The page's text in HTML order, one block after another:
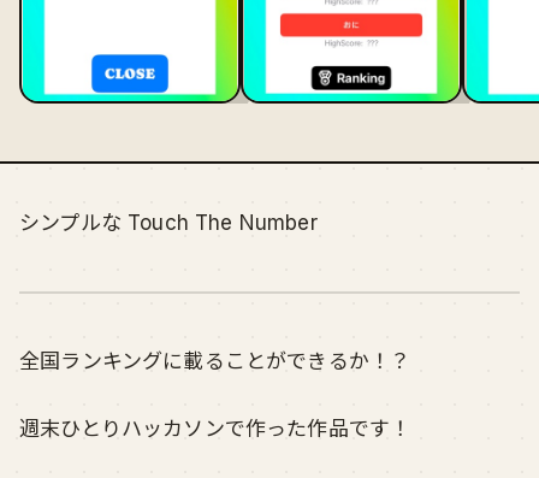
シンプルな Touch The Number
全国ランキングに載ることができるか！？
週末ひとりハッカソンで作った作品です！